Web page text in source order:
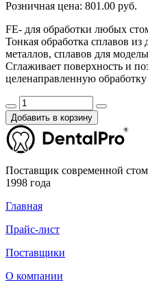
Розничная цена: 801.00 руб.
FE- для обработки любых
Тонкая обработка сплавов
металлов, сплавов для
Сглаживает поверхность и
целенаправленную
Добавить в корзину
Поставщик современной
1998 года
Главная
Прайс-лист
Поставщики
О компании